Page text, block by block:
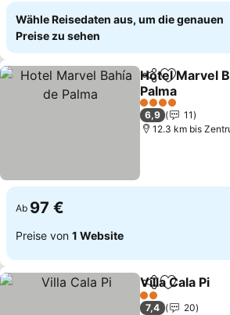
Wähle Reisedaten aus, um die genauen
Preise zu sehen
TeilenZu
Hotel Marvel
Palma
4 Sterne
6,9
11
12.3 km bis
Ab 97 €
Preise von 1 Website
TeilenZu
Villa Cala Pi
2 Sterne
7,4
20